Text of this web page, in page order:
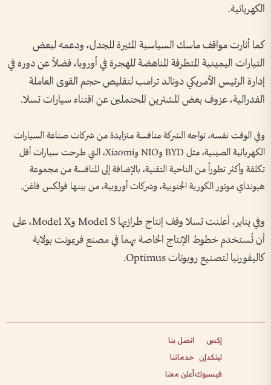
الكهربائية.
كما أثارت مواقف ماسك السياسية المثيرة للجدل، ودعمه لبعض
التيارات اليمينية المتطرفة المناهضة للهجرة في أوروبا، فضلاً عن دوره في
إدارة الرئيس الأمريكي دونالد ترامب لتقليص حجم القوى العاملة
الفدرالية، عزوف بعض المشترين المحتملين عن اقتناء سيارات تسلا.
وفي الوقت نفسه، تواجه الشركة منافسة متزايدة من شركات صناعة السيارات
الكهربائية الصينية، مثل BYD وNIO وXiaomi، التي طرحت سيارات أقل
تكلفة وأكثر تطوراً من الناحية التقنية، بالإضافة إلى المنافسة من مجموعة
هيونداي موتور الكورية الجنوبية، وشركات أوروبية، من بينها فولكس فاغن.
وفي يناير، أعلنت تسلا وقف إنتاج طرازيها Model S وModel X، على
أن تُستخدم خطوط الإنتاج الخاصة بهما في مصنع فريمونت بولاية
كاليفورنيا لتصنيع روبوتات Optimus.
إكس
لينكدإن
فيسبوك
اتصل بنا
خدماتنا
أعلن معنا